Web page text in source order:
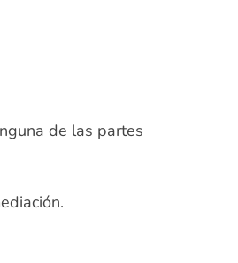
de las partes